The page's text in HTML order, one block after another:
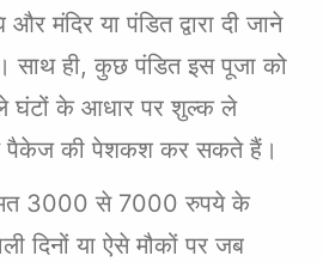
मंदिर या पंडित द्वारा दी जाने
साथ ही, कुछ पंडित इस पूजा को
घंटों के आधार पर शुल्क ले
पैकेज की पेशकश कर सकते हैं।
3000 से 7000 रुपये के
दिनों या ऐसे मौकों पर जब